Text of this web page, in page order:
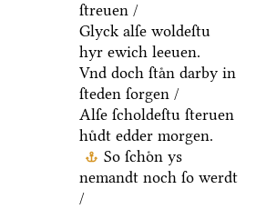
ſtreuen /
Glyck alſe woldeſtu
hyr ewich leeuen.
Vnd doch ſtaͤn darby in
ſteden ſorgen /
Alſe ſcholdeſtu ſteruen
huͤdt edder morgen.
So ſchoͤn ys
nemandt noch ſo werdt
/